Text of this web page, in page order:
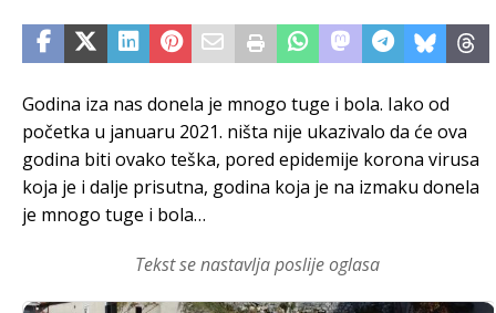
Godina iza nas donela je mnogo tuge i bola. Iako od
početka u januaru 2021. ništa nije ukazivalo da će ova
godina biti ovako teška, pored epidemije korona virusa
koja je i dalje prisutna, godina koja je na izmaku donela
je mnogo tuge i bola…
Tekst se nastavlja poslije oglasa